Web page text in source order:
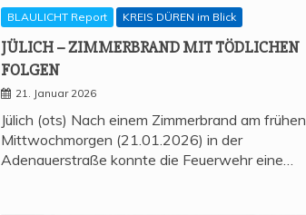
BLAULICHT Report KREIS DÜREN im Blick
JÜLICH – ZIM­MER­BRAND MIT TÖD­LI­CHEN
FOLGEN
21. Januar 2026
Jülich (ots) Nach einem Zimmerbrand am frühen
Mittwochmorgen (21.01.2026) in der
Adenauerstraße konnte die Feuerwehr eine…